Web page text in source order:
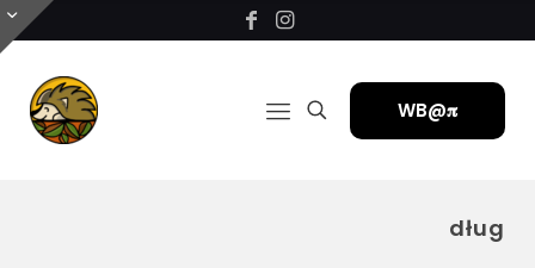
WB@𝛑
dług